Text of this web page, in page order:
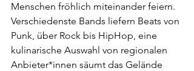
Menschen fröhlich miteinander feiern.
Verschiedenste Bands liefern Beats von
Punk, über Rock bis HipHop, eine
kulinarische Auswahl von regionalen
Anbieter*innen säumt das Gelände